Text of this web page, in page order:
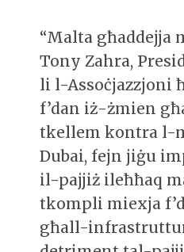
“Malta għaddejja
Tony Zahra,
li l-Assoċjazzjoni
f’dan iż-żmien
tkellem kontra l-
Dubai, fejn jiġu
il-pajjiż ileħħaq
tkompli miexja
għall-